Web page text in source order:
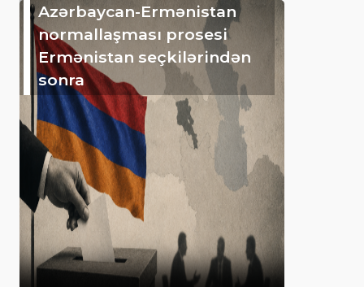
Azərbaycan-Ermənistan
normallaşması prosesi
Ermənistan seçkilərindən
sonra